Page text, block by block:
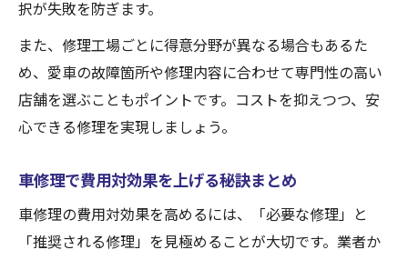
択が失敗を防ぎます。
また、修理工場ごとに得意分野が異なる場合もあるた
め、愛車の故障箇所や修理内容に合わせて専門性の高い
店舗を選ぶこともポイントです。コストを抑えつつ、安
心できる修理を実現しましょう。
車修理で費用対効果を上げる秘訣まとめ
車修理の費用対効果を高めるには、「必要な修理」と
「推奨される修理」を見極めることが大切です。業者か